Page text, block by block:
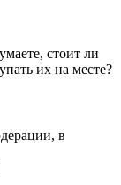
стоит ли
их на месте?
в